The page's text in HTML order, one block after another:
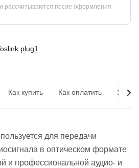
рассчитываются после оформления
plug1
Как купить Как оплатить
для передачи
в оптическом формате
и профессиональной аудио- и